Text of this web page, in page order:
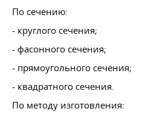
По сечению:
- круглого сечения;
- фасонного сечения;
- прямоугольного сечения;
- квадратного сечения.
По методу изготовления: